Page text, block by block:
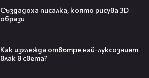
Създадоха писалка, която рисува 3D
образи
Как изглежда отвътре най-луксозният
влак в света?
„Спайдър-мен: Нов ден“ буквално
взриви кината у нас – ето защо